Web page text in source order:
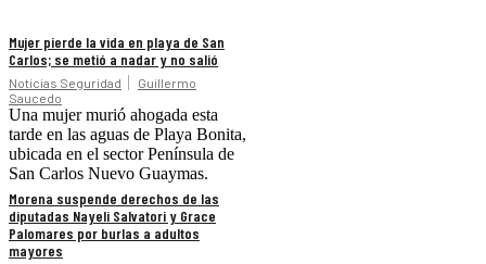
Mujer pierde la vida en playa de San
Carlos; se metió a nadar y no salió
Noticias Seguridad
Guillermo
Saucedo
Una mujer murió ahogada esta
tarde en las aguas de Playa Bonita,
ubicada en el sector Península de
San Carlos Nuevo Guaymas.
Morena suspende derechos de las
diputadas Nayeli Salvatori y Grace
Palomares por burlas a adultos
mayores